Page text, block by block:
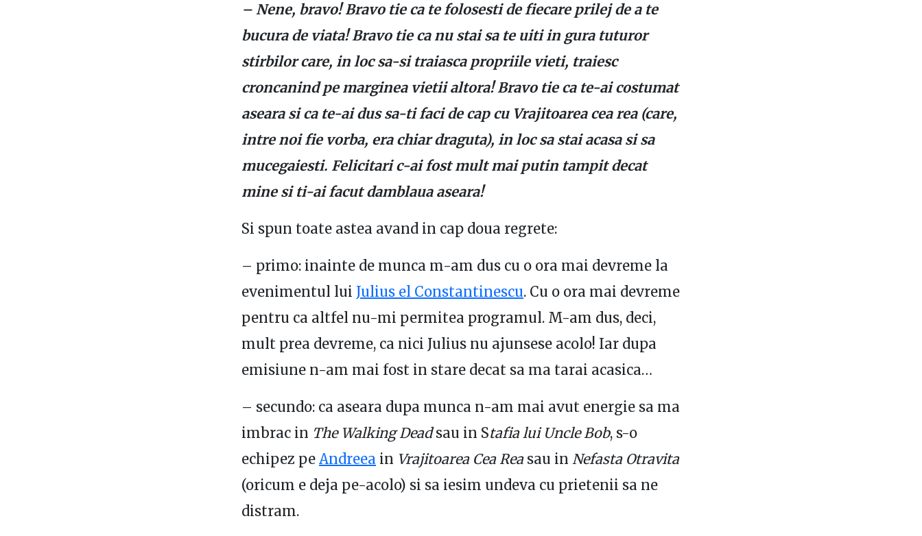
– Nene, bravo! Bravo tie ca te folosesti de fiecare prilej de a te
bucura de viata! Bravo tie ca nu stai sa te uiti in gura tuturor
stirbilor care, in loc sa-si traiasca propriile vieti, traiesc
croncanind pe marginea vietii altora! Bravo tie ca te-ai costumat
aseara si ca te-ai dus sa-ti faci de cap cu Vrajitoarea cea rea (care,
intre noi fie vorba, era chiar draguta), in loc sa stai acasa si sa
mucegaiesti. Felicitari c-ai fost mult mai putin tampit decat
mine si ti-ai facut damblaua aseara!
Si spun toate astea avand in cap doua regrete:
– primo: inainte de munca m-am dus cu o ora mai devreme la
evenimentul lui Julius el Constantinescu. Cu o ora mai devreme
pentru ca altfel nu-mi permitea programul. M-am dus, deci,
mult prea devreme, ca nici Julius nu ajunsese acolo! Iar dupa
emisiune n-am mai fost in stare decat sa ma tarai acasica…
– secundo: ca aseara dupa munca n-am mai avut energie sa ma
imbrac in The Walking Deadsau in Stafia lui Uncle Bob, s-o
echipez pe Andreea in Vrajitoarea Cea Reasau in Nefasta Otravita
(oricum e deja pe-acolo) si sa iesim undeva cu prietenii sa ne
distram.